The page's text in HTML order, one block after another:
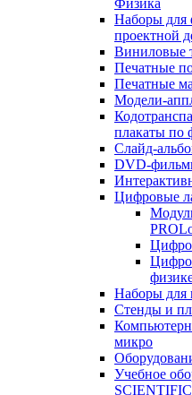
Физика
Наборы для
проектной
Виниловые
Печатные
Печатные
Модели-
плакаты по
Слайд-
DVD-
Цифровые
Наборы для
Стенды и
микро
Учебное